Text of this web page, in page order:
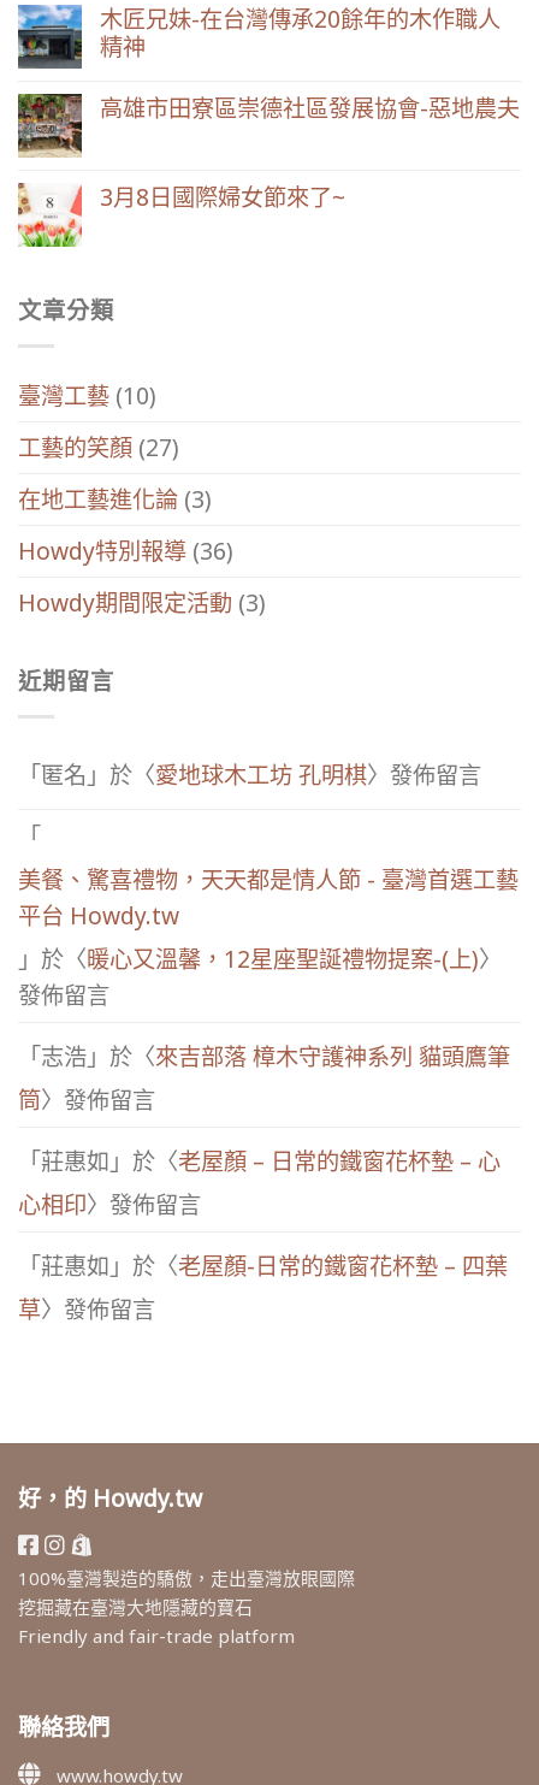
木匠兄妹-在台灣傳承20餘年的木作職人
精神
高雄市田寮區崇德社區發展協會-惡地農夫
3月8日國際婦女節來了~
文章分類
臺灣工藝 (10)
工藝的笑顏 (27)
在地工藝進化論 (3)
Howdy特別報導 (36)
Howdy期間限定活動 (3)
近期留言
「匿名 」於〈愛地球木工坊 孔明棋〉發佈留言
「
美餐、驚喜禮物，天天都是情人節 - 臺灣首選工藝
平台 Howdy.tw
」於〈暖心又溫馨，12星座聖誕禮物提案-(上)〉
發佈留言
「志浩」於〈來吉部落 樟木守護神系列 貓頭鷹筆
筒〉發佈留言
「莊惠如 」於〈老屋顏 – 日常的鐵窗花杯墊 – 心
心相印〉發佈留言
「莊惠如 」於〈老屋顏-日常的鐵窗花杯墊 – 四葉
草〉發佈留言
好，的 Howdy.tw
100%臺灣製造的驕傲，走出臺灣放眼國際
挖掘藏在臺灣大地隱藏的寶石
Friendly and fair-trade platform
聯絡我們
www.howdy.tw